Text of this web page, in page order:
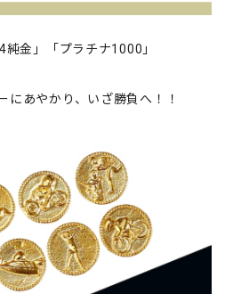
金」「プラチナ1000」
にあやかり、いざ勝負へ！！